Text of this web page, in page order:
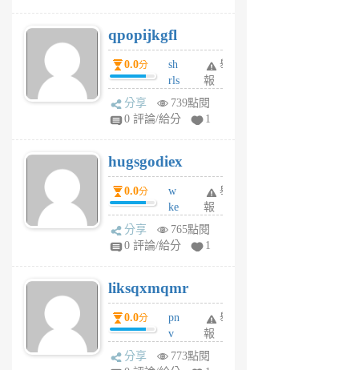
6
個
月
前
qpopijkgfl
0.0分
sh
rls
k
m
6
個
月
前
舉
報
分享
739點閱
0 評論/給分
1
hugsgodiex
0.0分
w
ke
rv
pj
6
個
月
前
舉
報
分享
765點閱
0 評論/給分
1
liksqxmqmr
0.0分
pn
v
wt
sv
舉
報
分享
773點閱